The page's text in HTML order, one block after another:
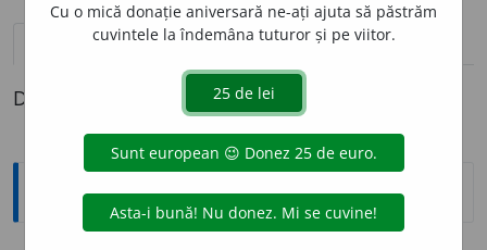
definiții (1) pronunțievolume_up (24)
Definiția cu ID-ul 249526:
Ortografice DOOM
Cu o mică donație aniversară ne-ați ajuta să păstrăm
cuvintele la îndemâna tuturor și pe viitor.